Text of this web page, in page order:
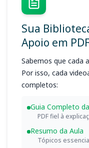
Sua
Apoio em
Sabemos que cada
Por isso, cada
completos:
Guia Completo
PDF fiel à
Resumo da Aula
Tópicos